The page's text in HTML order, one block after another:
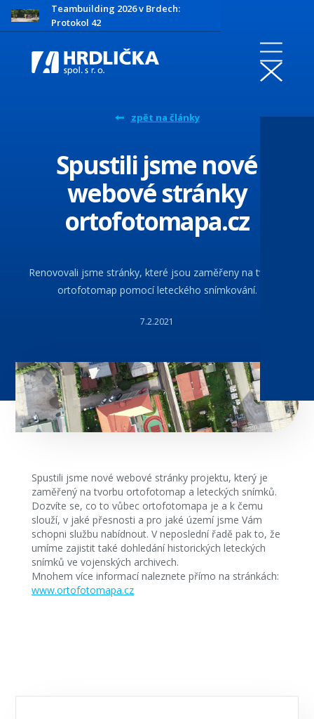
Teambuilding 2026 v Brdech:
Protokol 42
zpět na články
Spustili jsme nové
webové stránky
ortofotomapa.cz
Renovovali jsme stránky, které jsou zaměřeny na tvorbu
ortofotomap pomocí leteckého snímkování.
7.2.2021
Spustili jsme nové webové stránky projektu, který je
zaměřený na tvorbu ortofotomap a leteckých snímků.
Dozvíte se, co to vůbec ortofotomapa je a k čemu
slouží, v jaké přesnosti a pro jaké území jsme Vám
schopni službu nabídnout. V neposlední řadě pak to, že
umíme zajistit také dohledání historických leteckých
snímků ve vojenských archivech.
Mnohem více informací naleznete přímo na stránkách:
www.ortofotomapa.cz